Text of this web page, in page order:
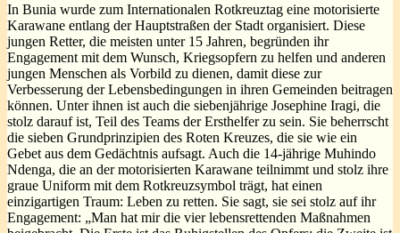
In Bunia wurde zum Internationalen Rotkreuztag eine motorisierte
Karawane entlang der Hauptstraßen der Stadt organisiert. Diese
jungen Retter, die meisten unter 15 Jahren, begründen ihr
Engagement mit dem Wunsch, Kriegsopfern zu helfen und anderen
jungen Menschen als Vorbild zu dienen, damit diese zur
Verbesserung der Lebensbedingungen in ihren Gemeinden beitragen
können. Unter ihnen ist auch die siebenjährige Josephine Iragi, die
stolz darauf ist, Teil des Teams der Ersthelfer zu sein. Sie beherrscht
die sieben Grundprinzipien des Roten Kreuzes, die sie wie ein
Gebet aus dem Gedächtnis aufsagt. Auch die 14-jährige Muhindo
Ndenga, die an der motorisierten Karawane teilnimmt und stolz ihre
graue Uniform mit dem Rotkreuzsymbol trägt, hat einen
einzigartigen Traum: Leben zu retten. Sie sagt, sie sei stolz auf ihr
Engagement: „Man hat mir die vier lebensrettenden Maßnahmen